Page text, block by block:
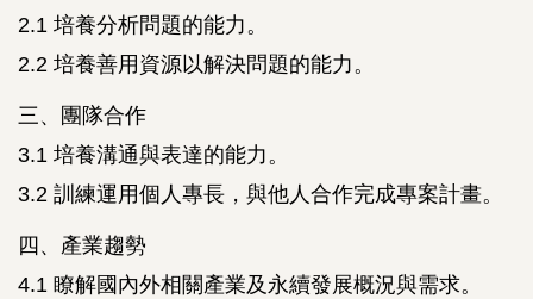
2.1 培養分析問題的能力。
2.2 培養善用資源以解決問題的能力。
三、團隊合作
3.1 培養溝通與表達的能力。
3.2 訓練運用個人專長，與他人合作完成專案計畫。
四、產業趨勢
4.1 瞭解國內外相關產業及永續發展概況與需求。